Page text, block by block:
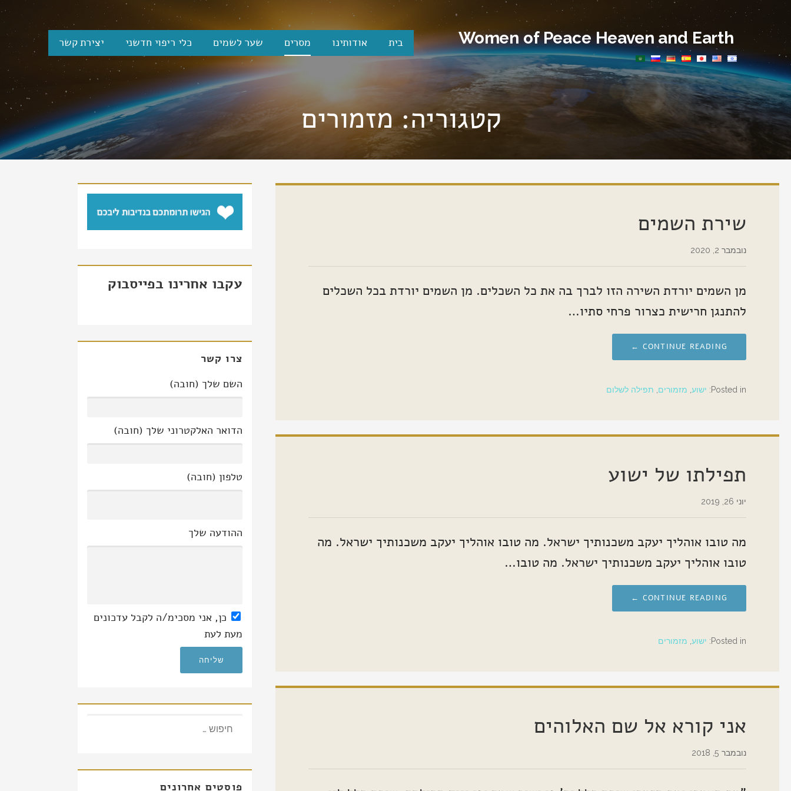
Skip
content
Women of Peace Heaven and Earth בית אודותינו מסרים שער לשמים כלי ריפוי חדשני יצירת קשר
קטגוריה: מזמורים
שירת השמים
נובמבר 2, 2020
מן השמים יורדת השירה הזו לברך בה את כל השכלים. מן השמים יורדת בכל השכלים
להתנגן חרישית כצרור פרחי סתיו…
CONTINUE READING ←
Posted in: ישוע מזמורים תפילה לשלום
תפילתו של ישוע
יוני 26, 2019
מה טובו אוהליך יעקב משכנותיך ישראל. מה טובו אוהליך יעקב משכנותיך ישראל. מה
טובו אוהליך יעקב משכנותיך ישראל. מה טובו…
CONTINUE READING ←
Posted in: ישוע מזמורים
אני קורא אל שם האלוהים
נובמבר 5, 2018
עקבו אחרינו בפייסבוק
צרו קשר
השם שלך (חובה)
הדואר האלקטרוני שלך (חובה)
טלפון (חובה)
ההודעה שלך
כן, אני מסכימ/ה לקבל עדכונים
מעת לעת
פוסטים אחרונים